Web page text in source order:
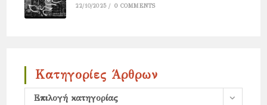
22/10/2025 / 0 COMMENTS
Κατηγορίες Άρθρων
Κατηγορίες
Επιλογή κατηγορίας